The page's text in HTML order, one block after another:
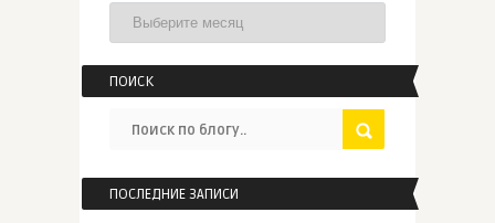
ПОИСК
ПОСЛЕДНИЕ ЗАПИСИ